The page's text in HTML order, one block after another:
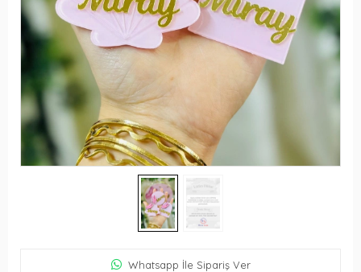
Whatsapp İle Sipariş Ver